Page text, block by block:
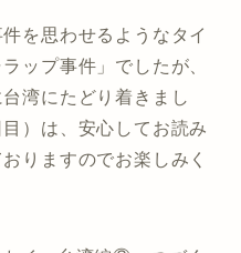
を思わせるようなタイ
ップ事件」でしたが、
湾にたどり着きまし
）は、安心してお読み
りますのでお楽しみく